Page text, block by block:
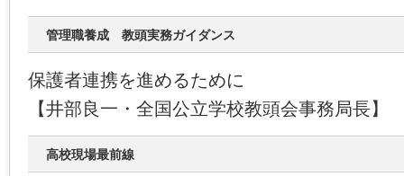
管理職養成 教頭実務ガイダンス
保護者連携を進めるために
【井部良一・全国公立学校教頭会事務局長】
高校現場最前線